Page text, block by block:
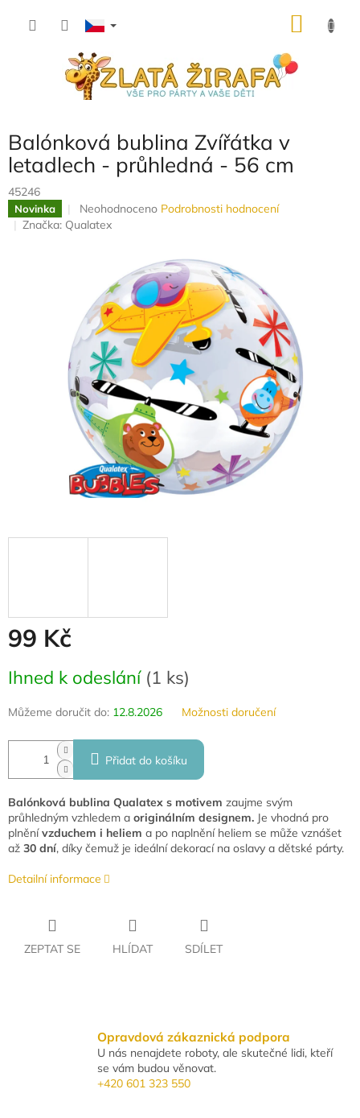
Balónková bublina Zvířátka v
letadlech - průhledná - 56 cm
45246
Novinka
Průměrné
hodnocení
hvězdiček.
Neohodnoceno Podrobnosti hodnocení
Značka: Qualatex
99 Kč
cena:
Ihned k odeslání (1 ks)
Můžeme doručit do: 12.8.2026 Možnosti doručení
Přidat do košíku
Balónková bublina Qualatex s motivem zaujme svým
průhledným vzhledem a originálním designem. Je vhodná pro
plněnívzduchem i heliem a po naplnění heliem se může vznášet
až 30 dní, díky čemuž je ideální dekorací na oslavy a dětské párty.
Detailní informace
ZEPTAT SE HLÍDAT SDÍLET
Opravdová zákaznická podpora
U nás nenajdete roboty, ale skutečné lidi, kteří
se vám budou věnovat.
+420 601 323 550